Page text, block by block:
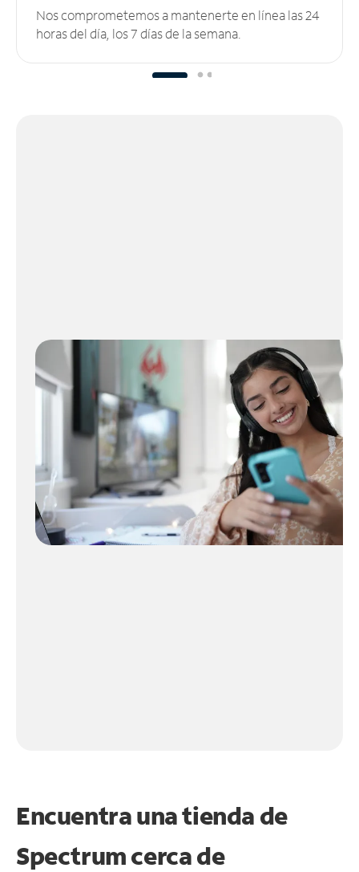
Nos comprometemos a mantenerte en línea las 24
horas del día, los 7 días de la semana.
Encuentra una tienda de
Spectrumcerca de